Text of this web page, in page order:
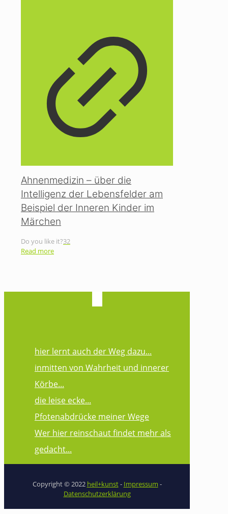
Ahnenmedizin – über die
Intelligenz der Lebensfelder am
Beispiel der Inneren Kinder im
Märchen
Do you like it?32
Read more
hier lernt auch der Weg dazu...
inmitten von Wahrheit und innerer
Körbe...
die leise ecke...
Pfotenabdrücke meiner Wege
Wer hier reinschaut findet mehr als
gedacht...
Copyright © 2022 heil+kunst- Impressum -
Datenschutzerklärung